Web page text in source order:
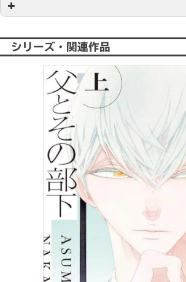
ネット書店
CH CD Store
専門書店
コミコミスタ
専門書店
ホーリンラブ
専門書店
とらのあな
ヴィレッジヴ
専門書店
メロンブックス
加賀谷書店茨
宮城県
喜久屋書店漫
神奈川県
三省堂書店 海
神奈川県
ブックファー
神奈川県
丸善 ラゾーナ
神奈川県
未来屋書店
神奈川県
有隣堂 戸塚モ
神奈川県
ACADEMIA
埼玉県
成文堂書店 南
シリーズ・関連作品